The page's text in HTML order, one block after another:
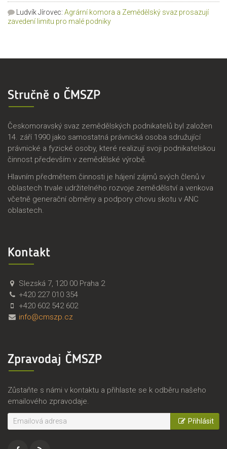
Ludvík Jírovec: Agrární komora a Zemědělský svaz prosazují
zavedení limitu pro malé podniky
Stručně o ČMSZP
Českomoravský svaz zemědělských podnikatelů byl založen
14. září 1990 jako samostatná právnická osoba sdružující
právnické a fyzické osoby, které realizují svoji podnikatelskou
činnost především v zemědělské výrobě.
Hlavním předmětem činnosti je hájení zájmů svých členů v
oblastech trvale udržitelného rozvoje zemědělství a venkova
včetně generační obměny a podpory chovu skotu v ANC
oblastech.
Kontakt
Č
M
S
Z
.
s
Č
e
s
k
r
a
s
k
ý
s
Slezská 7, 120 00 Praha 2
+420 227 010 354
+420 602 542 602
info@cmszp.cz
Zpravodaj ČMSZP
Zůstaňte s námi v kontaktu a přihlaste se k odběru našeho
emailového zpravodaje.
Přihlásit